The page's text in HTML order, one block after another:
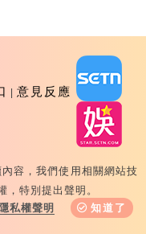
意見反應
All Rights
內湖區舊宗路一段159
容，我們使用相關網站技
特別提出聲明。
私權聲明
知道了